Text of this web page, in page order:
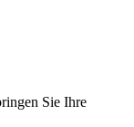
Sie Ihre